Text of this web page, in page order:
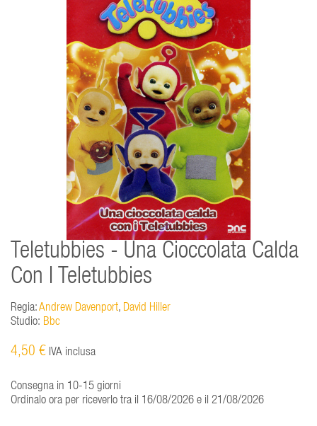
Teletubbies - Una Cioccolata Calda
Con I Teletubbies
Regia:Andrew Davenport, David Hiller
Studio: Bbc
4,50 € IVA inclusa
Consegna in 10-15 giorni
Ordinalo ora per riceverlo tra il 16/08/2026 e il 21/08/2026